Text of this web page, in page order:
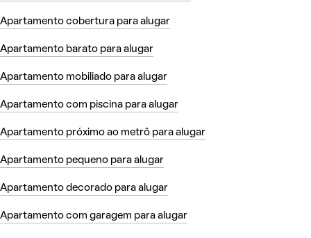
Apartamento cobertura para alugar
Apartamento barato para alugar
Apartamento mobiliado para alugar
Apartamento com piscina para alugar
Apartamento próximo ao metrô para alugar
Apartamento pequeno para alugar
Apartamento decorado para alugar
Apartamento com garagem para alugar